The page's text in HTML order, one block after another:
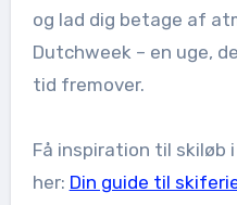
og lad dig betage af
Dutchweek – en uge,
tid fremover.
Få inspiration til skiløb
her: Din guide til